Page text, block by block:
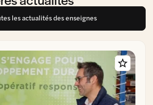
les actualités des enseignes